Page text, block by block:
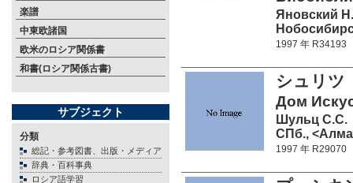
楽譜
中東欧諸国
欧米のロシア関係書
和書(ロシア関係古書)
サブジェクト
分類
総記・参考図書、出版・メディア
辞典・百科事典
ロシア語学習
Яновский
1997 年 R34193
シュリ
Дом
Шульц С.С.
СПб.,
1997 年 R29070